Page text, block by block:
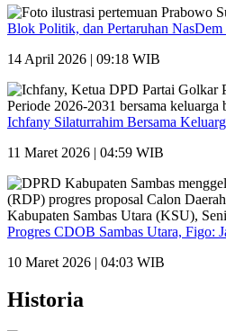
Blok Politik, dan Pertaruhan NasDem
14 April 2026 | 09:18 WIB
Ichfany Silaturrahim Bersama
11 Maret 2026 | 04:59 WIB
Progres CDOB Sambas Utara, Figo:
10 Maret 2026 | 04:03 WIB
Historia